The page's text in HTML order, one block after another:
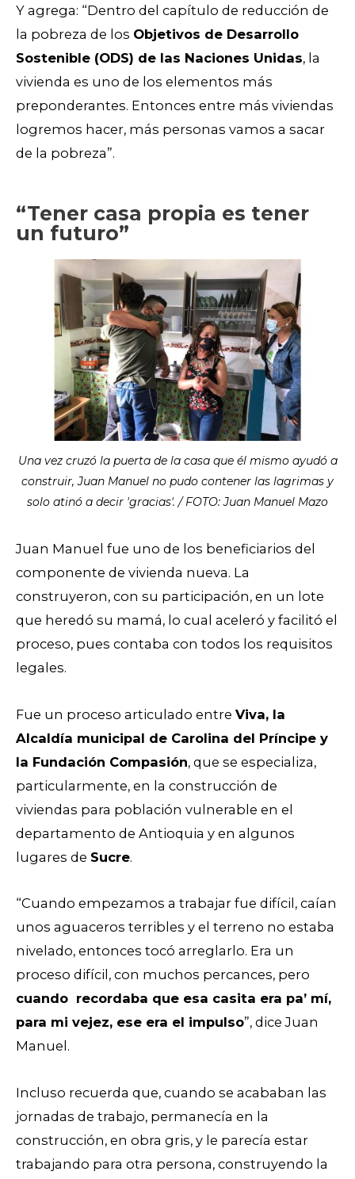
Y agrega: “Dentro del capítulo de reducción de
la pobreza de los Objetivos de Desarrollo
Sostenible (ODS) de las Naciones Unidas, la
vivienda es uno de los elementos más
preponderantes. Entonces entre más viviendas
logremos hacer, más personas vamos a sacar
de la pobreza”.
“Tener casa propia es tener
un futuro”
Una vez cruzó la puerta de la casa que él mismo ayudó a
construir, Juan Manuel no pudo contener las lagrimas y
solo atinó a decir 'gracias'. / FOTO: Juan Manuel Mazo
Juan Manuel fue uno de los beneficiarios del
componente de vivienda nueva. La
construyeron, con su participación, en un lote
que heredó su mamá, lo cual aceleró y facilitó el
proceso, pues contaba con todos los requisitos
legales.
Fue un proceso articulado entre Viva, la
Alcaldía municipal de Carolina del Príncipe y
la Fundación Compasión, que se especializa,
particularmente, en la construcción de
viviendas para población vulnerable en el
departamento de Antioquia y en algunos
lugares de Sucre.
“Cuando empezamos a trabajar fue difícil, caían
unos aguaceros terribles y el terreno no estaba
nivelado, entonces tocó arreglarlo. Era un
proceso difícil, con muchos percances, pero
cuando recordaba que esa casita era pa’ mí,
para mi vejez, ese era el impulso”, dice Juan
Manuel.
Incluso recuerda que, cuando se acababan las
jornadas de trabajo, permanecía en la
construcción, en obra gris, y le parecía estar
trabajando para otra persona, construyendo la